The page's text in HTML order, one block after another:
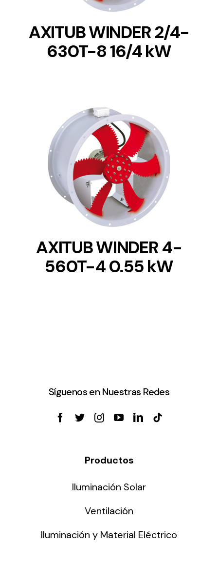
AXITUB WINDER 2/4-
630T-8 16/4 kW
DETAILS
AXITUB WINDER 4-
560T-4 0.55 kW
Síguenos en Nuestras Redes
Productos
Iluminación Solar
Ventilación
Iluminación y Material Eléctrico